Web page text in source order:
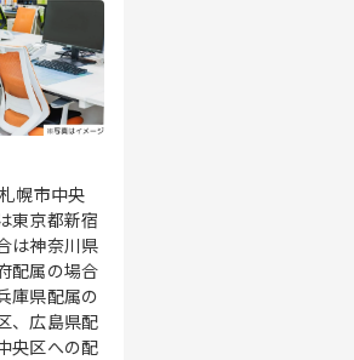
幌市中央
東京都新宿
は神奈川県
配属の場合
庫県配属の
、広島県配
央区への配